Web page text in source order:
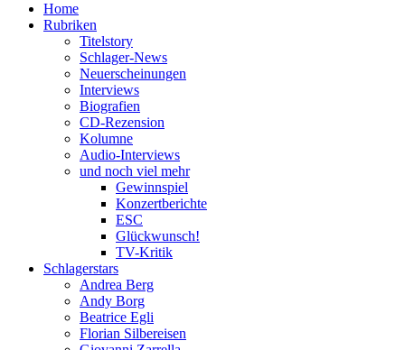
Home
Rubriken
Titelstory
Schlager-News
Neuerscheinungen
Interviews
Biografien
CD-Rezension
Kolumne
Audio-Interviews
und noch viel mehr
Gewinnspiel
Konzertberichte
ESC
Glückwunsch!
TV-Kritik
Schlagerstars
Andrea Berg
Andy Borg
Beatrice Egli
Florian Silbereisen